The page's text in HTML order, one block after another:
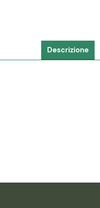
Descrizione